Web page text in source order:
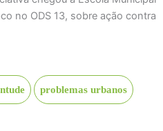
no ODS 13, sobre ação contra
problemas urbanos